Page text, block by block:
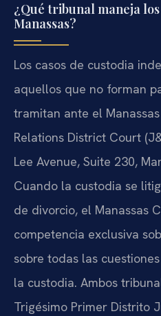
¿Qué tribunal maneja
Manassas?
Los casos de custodia
aquellos que no forman
tramitan ante el
Relations District Court
Lee Avenue, Suite 230,
Cuando la custodia se
de divorcio, el Manassas
competencia exclusiva
sobre todas las
la custodia. Ambos
Trigésimo Primer Distrito